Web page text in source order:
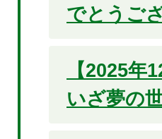
でとうご
【2025年
いざ夢の